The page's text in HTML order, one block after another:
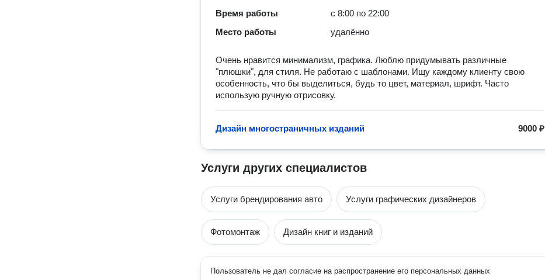
Время работы
с 8:00 по 22:00
Место работы
удалённо
Очень нравится минимализм, графика. Люблю придумывать различные
"плюшки", для стиля. Не работаю с шаблонами. Ищу каждому клиенту свою
особенность, что бы выделиться, будь то цвет, материал, шрифт. Часто
использую ручную отрисовку.
9000 ₽
Дизайн многостраничных изданий
Услуги других специалистов
Услуги брендирования авто Услуги графических дизайнеров
Фотомонтаж Дизайн книг и изданий
Пользователь не дал согласие на распространение его персональных данных